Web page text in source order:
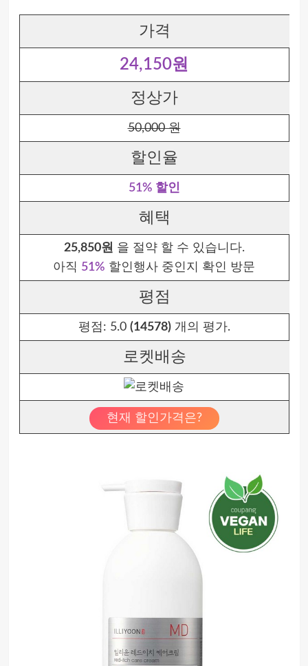
가격
24,150원
정상가
50,000 원
할인율
51% 할인
혜택
25,850원 을 절약 할 수 있습니다.
아직 51% 할인행사 중인지 확인 방문
평점
평점: 5.0 (14578)개의 평가.
로켓배송
현재 할인가격은?